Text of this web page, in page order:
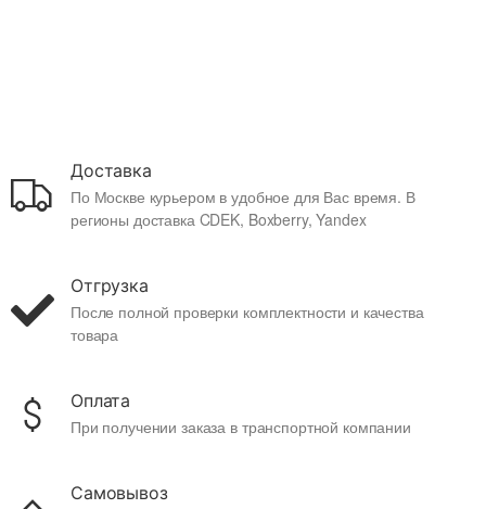
Доставка
По Москве курьером в удобное для Вас время. В
регионы доставка CDEK, Boxberry, Yandex
Отгрузка
После полной проверки комплектности и качества
товара
Оплата
При получении заказа в транспортной компании
Самовывоз